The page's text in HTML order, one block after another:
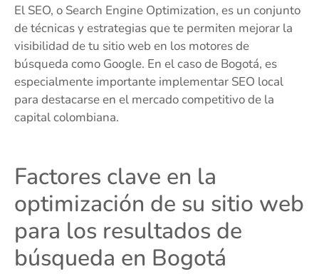
El SEO, o Search Engine Optimization, es un conjunto
de técnicas y estrategias que te permiten mejorar la
visibilidad de tu sitio web en los motores de
búsqueda como Google. En el caso de Bogotá, es
especialmente importante implementar SEO local
para destacarse en el mercado competitivo de la
capital colombiana.
Factores clave en la
optimización de su sitio web
para los resultados de
búsqueda en Bogotá